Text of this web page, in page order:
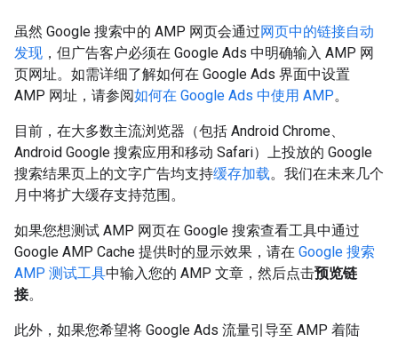
虽然 Google 搜索中的 AMP 网页会通过网页中的链接自动
发现 ，但广告客户必须在 Google Ads 中明确输入 AMP 网
页网址。如需详细了解如何在 Google Ads 界面中设置
AMP 网址，请参阅如何在 Google Ads 中使用 AMP。
目前，在大多数主流浏览器（包括 Android Chrome、
Android Google 搜索应用和移动 Safari）上投放的 Google
搜索结果页上的文字广告均支持缓存加载。我们在未来几个
月中将扩大缓存支持范围。
如果您想测试 AMP 网页在 Google 搜索查看工具中通过
Google AMP Cache 提供时的显示效果，请在 Google 搜索
AMP 测试工具中输入您的 AMP 文章，然后点击预览链
接。
此外，如果您希望将 Google Ads 流量引导至 AMP 着陆